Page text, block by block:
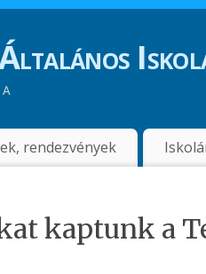
rendezvények
kaptunk a